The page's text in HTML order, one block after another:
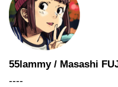
55lammy / Masashi
----